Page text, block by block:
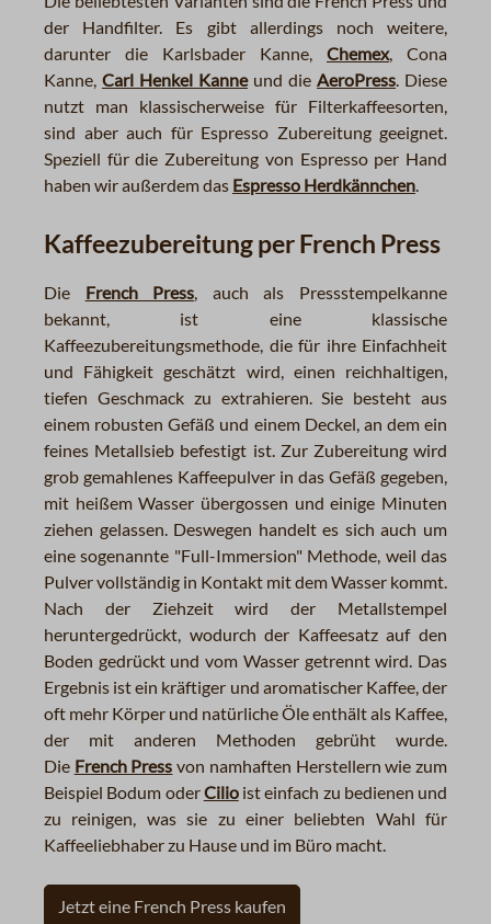
der Handfilter. Es gibt allerdings noch weitere,
darunter die Karlsbader Kanne, Chemex, Cona
Kanne, Carl Henkel Kanneund die AeroPress. Diese
nutzt man klassischerweise für Filterkaffeesorten,
sind aber auch für Espresso Zubereitung geeignet.
Speziell für die Zubereitung von Espresso per Hand
haben wir außerdem das Espresso Herdkännchen.
Kaffeezubereitung per French Press
Die French Press, auch als Pressstempelkanne
bekannt, ist eine klassische
Kaffeezubereitungsmethode, die für ihre Einfachheit
und Fähigkeit geschätzt wird, einen reichhaltigen,
tiefen Geschmack zu extrahieren. Sie besteht aus
einem robusten Gefäß und einem Deckel, an dem ein
feines Metallsieb befestigt ist. Zur Zubereitung wird
grob gemahlenes Kaffeepulver in das Gefäß gegeben,
mit heißem Wasser übergossen und einige Minuten
ziehen gelassen. Deswegen handelt es sich auch um
eine sogenannte "Full-Immersion" Methode, weil das
Pulver vollständig in Kontakt mit dem Wasser kommt.
Nach der Ziehzeit wird der Metallstempel
heruntergedrückt, wodurch der Kaffeesatz auf den
Boden gedrückt und vom Wasser getrennt wird. Das
Ergebnis ist ein kräftiger und aromatischer Kaffee, der
oft mehr Körper und natürliche Öle enthält als Kaffee,
der mit anderen Methoden gebrüht wurde.
Die French Press von namhaften Herstellern wie zum
Beispiel Bodum oderCilioist einfach zu bedienen und
zu reinigen, was sie zu einer beliebten Wahl für
Kaffeeliebhaber zu Hause und im Büro macht.
Jetzt eine French Press kaufen